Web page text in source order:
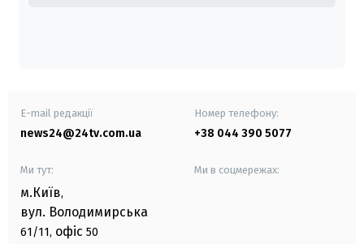
E-mail редакції
news24@24tv.com.ua
Номер телефону:
+38 044 390 5077
Ми тут:
м.Київ,
вул. Володимирська
61/11, офіс 50
Ми в соцмережах: